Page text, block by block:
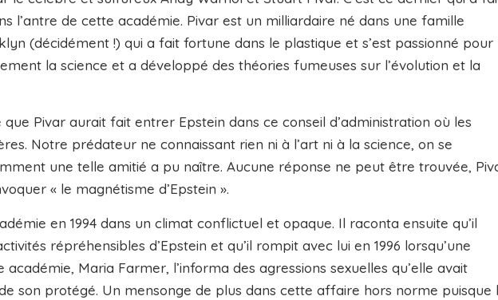
l’antre de cette académie. Pivar est un milliardaire né dans une famille
(décidément !) qui a fait fortune dans le plastique et s’est passionné pour
la science et a développé des théories fumeuses sur l’évolution et la
Pivar aurait fait entrer Epstein dans ce conseil d’administration où les
Notre prédateur ne connaissant rien ni à l’art ni à la science, on se
une telle amitié a pu naître. Aucune réponse ne peut être trouvée,
« le magnétisme d’Epstein ».
en 1994 dans un climat conflictuel et opaque. Il raconta ensuite qu’il
répréhensibles d’Epstein et qu’il rompit avec lui en 1996 lorsqu’une
Maria Farmer, l’informa des agressions sexuelles qu’elle avait
son protégé. Un mensonge de plus dans cette affaire hors norme puisque